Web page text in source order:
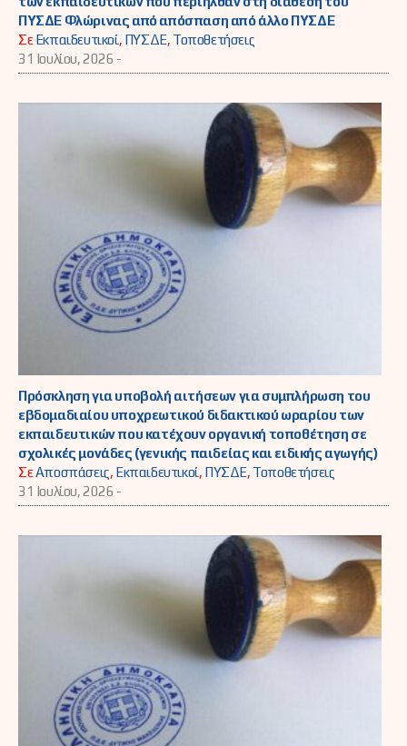
ΠΥΣΔΕ Φλώρινας από απόσπαση από άλλο ΠΥΣΔΕ
ΣεΕκπαιδευτικοί, ΠΥΣΔΕ, Τοποθετήσεις
31 Ιουλίου, 2026 -
Πρόσκληση για υποβολή αιτήσεων για συμπλήρωση του
εβδομαδιαίου υποχρεωτικού διδακτικού ωραρίου των
εκπαιδευτικών που κατέχουν οργανική τοποθέτηση σε
σχολικές μονάδες (γενικής παιδείας και ειδικής αγωγής)
ΣεΑποσπάσεις, Εκπαιδευτικοί, ΠΥΣΔΕ, Τοποθετήσεις
31 Ιουλίου, 2026 -